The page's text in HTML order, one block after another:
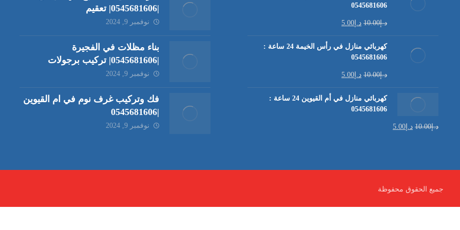
0545681606
د.إ10.00 د.إ 5.00
كهربائي منازل في رأس الخيمة 24 ساعة :
0545681606
د.إ10.00 د.إ 5.00
كهربائي منازل في أم القيوين 24 ساعة :
0545681606
د.إ10.00 د.إ 5.00
|0545681606| تعقيم
نوفمبر 9, 2024
بناء مظلات في الفجيرة
|0545681606| تركيب برجولات
نوفمبر 9, 2024
فك وتركيب غرف نوم في ام القيوين
|0545681606
نوفمبر 9, 2024
جميع الحقوق محفوظة